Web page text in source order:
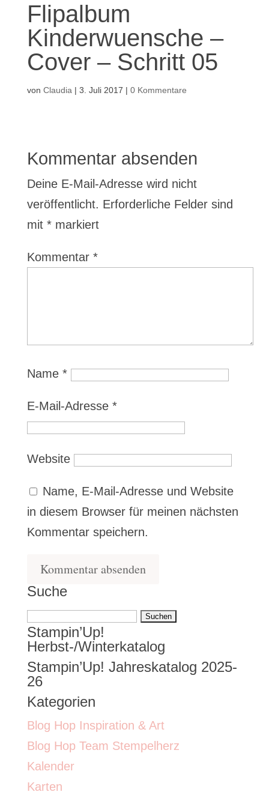
Flipalbum
Kinderwuensche –
Cover – Schritt 05
von Claudia | 3. Juli 2017 | 0 Kommentare
Kommentar absenden
Deine E-Mail-Adresse wird nicht
veröffentlicht. Erforderliche Felder sind
mit *markiert
Kommentar *
Name *
E-Mail-Adresse *
Website
Name, E-Mail-Adresse und Website
in diesem Browser für meinen nächsten
Kommentar speichern.
Suche
Suchen
nach:
Stampin’Up!
Herbst-/Winterkatalog
Stampin’Up! Jahreskatalog 2025-
26
Kategorien
Blog Hop Inspiration & Art
Blog Hop Team Stempelherz
Kalender
Karten